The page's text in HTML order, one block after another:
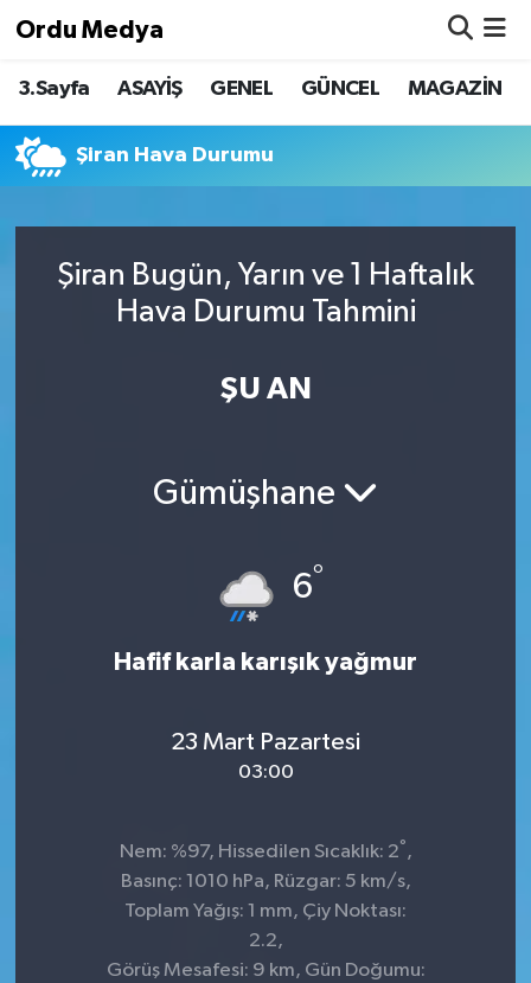
Ordu Medya
3.Sayfa ASAYİŞ GENEL GÜNCEL MAGAZİN
Şiran Hava Durumu
Şiran Bugün, Yarın ve 1 Haftalık
Hava Durumu Tahmini
ŞU AN
Gümüşhane
6°
Hafif karla karışık yağmur
23 Mart Pazartesi
03:00
Nem: %97, Hissedilen Sıcaklık: 2° ,
Basınç: 1010 hPa, Rüzgar: 5 km/s,
Toplam Yağış: 1 mm, Çiy Noktası:
2.2,
Görüş Mesafesi: 9 km, Gün Doğumu:
ASAYİŞ
Basketbol
Borsa
Nöbetçi Eczaneler
Hava Durumu
Trafik Durumu